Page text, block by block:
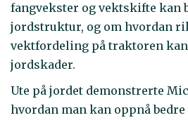
fangvekster og vektskifte kan
jordstruktur, og om hvordan
vektfordeling på traktoren
jordskader.
Ute på jordet demonstrerte
hvordan man kan oppnå